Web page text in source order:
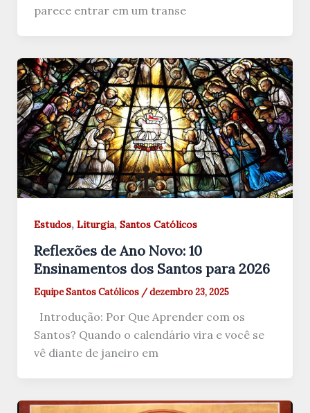
parece entrar em um transe
Estudos, Liturgia, Santos Católicos
Reflexões de Ano Novo: 10
Ensinamentos dos Santos para 2026
Equipe Santos Católicos /dezembro 23, 2025
Introdução: Por Que Aprender com os
Santos? Quando o calendário vira e você se
vê diante de janeiro em